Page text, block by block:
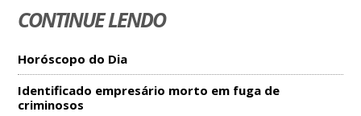
CONTINUE LENDO
Horóscopo do Dia
Identificado empresário morto em fuga de
criminosos